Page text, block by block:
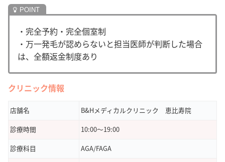
・完全予約・完全個室制
・万一発毛が認めらないと担当医師が判断した場合
は、全額返金制度あり
クリニック情報
店舗名
B&Hメディカルクリニック 恵比寿院
診療時間
10:00～19:00
診療科目
AGA/FAGA